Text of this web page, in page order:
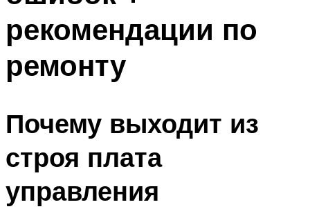
рекомендации по
ремонту
Почему выходит из
строя плата
управления